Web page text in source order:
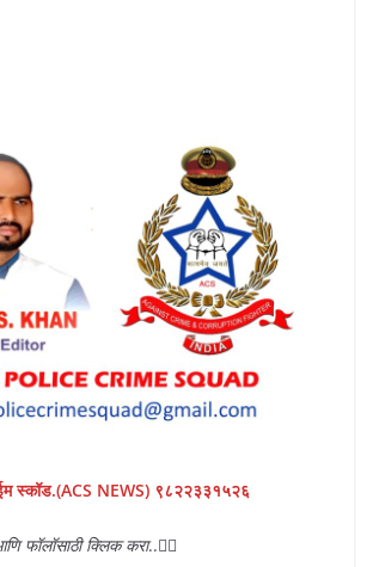
स्कॉड.(ACS NEWS) ९८२२३३१५२६
फॉलॉसाठी क्लिक करा..👇🏻